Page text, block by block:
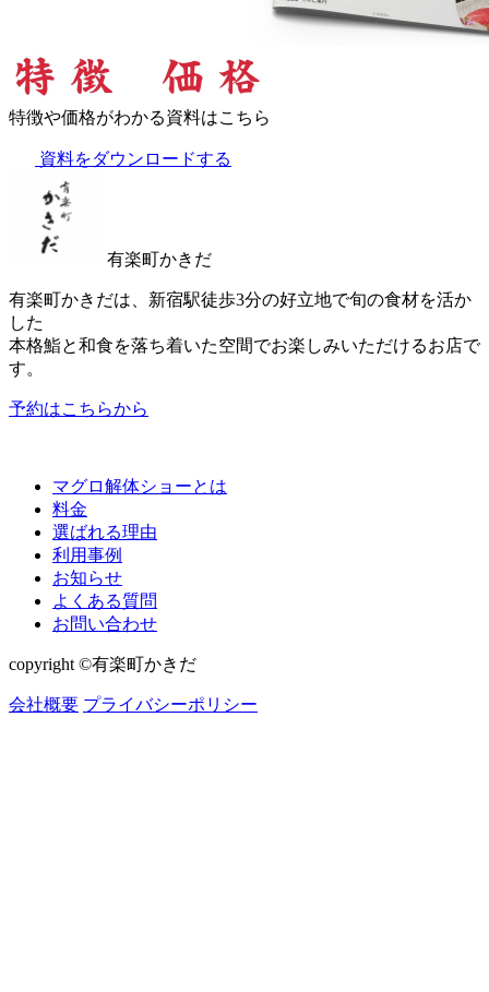
特徴や価格がわかる資料はこちら
資料をダウンロードする
有楽町かきだ
有楽町かきだは、新宿駅徒歩3分の好立地で旬の食材を活か
した
本格鮨と和食を落ち着いた空間でお楽しみいただけるお店で
す。
予約はこちらから
マグロ解体ショーとは
料金
選ばれる理由
利用事例
お知らせ
よくある質問
お問い合わせ
copyright ©有楽町かきだ
会社概要 プライバシーポリシー